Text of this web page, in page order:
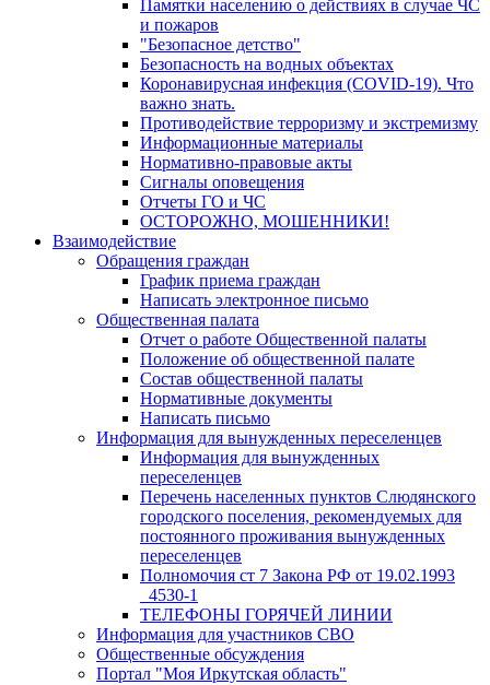
Памятки населению о действиях в случае ЧС
и пожаров
"Безопасное детство"
Безопасность на водных объектах
Коронавирусная инфекция (COVID-19). Что
важно знать.
Противодействие терроризму и экстремизму
Информационные материалы
Нормативно-правовые акты
Сигналы оповещения
Отчеты ГО и ЧС
ОСТОРОЖНО, МОШЕННИКИ!
Взаимодействие
Обращения граждан
График приема граждан
Написать электронное письмо
Общественная палата
Отчет о работе Общественной палаты
Положение об общественной палате
Состав общественной палаты
Нормативные документы
Написать письмо
Информация для вынужденных переселенцев
Информация для вынужденных
переселенцев
Перечень населенных пунктов Слюдянского
городского поселения, рекомендуемых для
постоянного проживания вынужденных
переселенцев
Полномочия ст 7 Закона РФ от 19.02.1993
_4530-1
ТЕЛЕФОНЫ ГОРЯЧЕЙ ЛИНИИ
Информация для участников СВО
Общественные обсуждения
Портал "Моя Иркутская область"